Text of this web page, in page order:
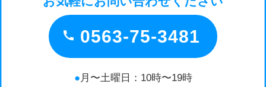
0563-75-3481
● 月〜土曜日：10時〜19時